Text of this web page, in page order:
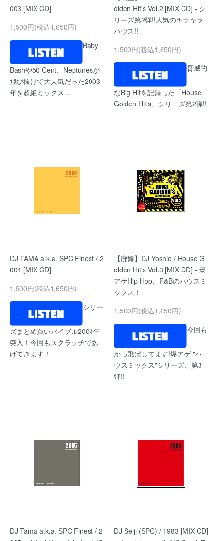
003 [MIX CD]
1,500円(税込1,650円)
Baby
Bashや50 Cent、Neptunesが
飛び抜けて大人気だった2003
年を超絶ミックス...
olden Hit's Vol.2 [MIX CD] - シ
リーズ第2弾!!人気のキラキラ
ハウス!!
1,500円(税込1,650円)
脅威的
なBig Hitを記録した「House
Golden Hit's」シリーズ第2弾!!
DJ TAMA a.k.a. SPC Finest / 2
004 [MIX CD]
1,500円(税込1,650円)
シリー
ズまとめ買いバイブル2004年
突入！今回もスクラッチであ
げてきます！
【廃盤】DJ Yoshio / House G
olden Hit's Vol.3 [MIX CD] - 爆
アゲHip Hop、R&Bのハウスミ
ックス！
1,500円(税込1,650円)
今回も
かっ飛ばしてます!爆アゲ "ハ
ウスミックス"シリーズ、第3
弾!!
DJ Tama a.k.a. SPC Finest / 2
DJ Seiji (SPC) / 1983 [MIX CD]